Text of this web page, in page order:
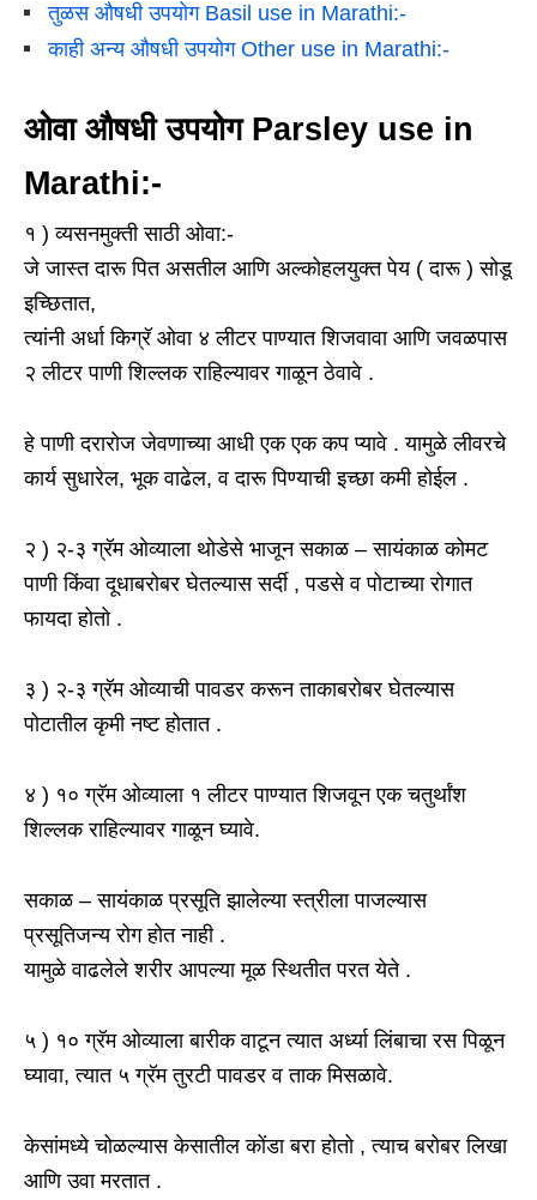
तुळस औषधी उपयोग Basil use in Marathi:-
काही अन्य औषधी उपयोग Other use in Marathi:-
ओवा औषधी उपयोग Parsley use in
Marathi:-
१ ) व्यसनमुक्ती साठी ओवा:-
जे जास्त दारू पित असतील आणि अल्कोहलयुक्त पेय ( दारू ) सोडू
इच्छितात,
त्यांनी अर्धा किग्रॅ ओवा ४ लीटर पाण्यात शिजवावा आणि जवळपास
२ लीटर पाणी शिल्लक राहिल्यावर गाळून ठेवावे .
हे पाणी दरारोज जेवणाच्या आधी एक एक कप प्यावे . यामुळे लीवरचे
कार्य सुधारेल, भूक वाढेल, व दारू पिण्याची इच्छा कमी होईल .
२ ) २-३ ग्रॅम ओव्याला थोडेसे भाजून सकाळ – सायंकाळ कोमट
पाणी किंवा दूधाबरोबर घेतल्यास सर्दी , पडसे व पोटाच्या रोगात
फायदा होतो .
३ ) २-३ ग्रॅम ओव्याची पावडर करून ताकाबरोबर घेतल्यास
पोटातील कृमी नष्ट होतात .
४ ) १० ग्रॅम ओव्याला १ लीटर पाण्यात शिजवून एक चतुर्थांश
शिल्लक राहिल्यावर गाळून घ्यावे.
सकाळ – सायंकाळ प्रसूति झालेल्या स्त्रीला पाजल्यास
प्रसूतिजन्य रोग होत नाही .
यामुळे वाढलेले शरीर आपल्या मूळ स्थितीत परत येते .
५ ) १० ग्रॅम ओव्याला बारीक वाटून त्यात अर्ध्या लिंबाचा रस पिळून
घ्यावा, त्यात ५ ग्रॅम तुरटी पावडर व ताक मिसळावे.
केसांमध्ये चोळल्यास केसातील कोंडा बरा होतो , त्याच बरोबर लिखा
आणि उवा मरतात .